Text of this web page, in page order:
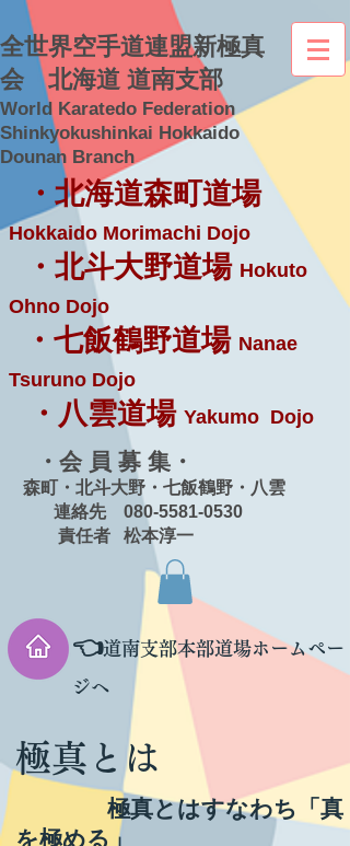
全世界空手道連盟新極真
会 北海道 道南支部
World Karatedo Federation
Shinkyokushinkai Hokkaido
Dounan Branch
・北海道森町道場
Hokkaido Morimachi Dojo
・北斗大野道場 Hokuto
Ohno Dojo
・七飯鶴野道場 Nanae
Tsuruno Dojo
・八雲道場 Yakumo Dojo
・会 員 募 集・
森町・北斗大野・七飯鶴野・八雲
連絡先 080-5581-0530
責任者 松本淳一
👈道南支部本部道場ホームペー
ジへ
極真とは
極真とはすなわち「真
を極める」